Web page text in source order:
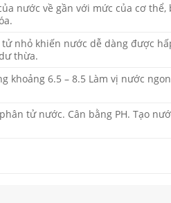
nước về gần với mức của cơ thể,
nhỏ khiến nước dễ dàng được
thừa.
khoảng 6.5 – 8.5 Làm vị nước ngon
tử nước. Cân bằng PH. Tạo